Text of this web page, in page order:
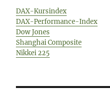
DAX-Kursindex
DAX-Performance-Index
Dow Jones
Shanghai Composite
Nikkei 225